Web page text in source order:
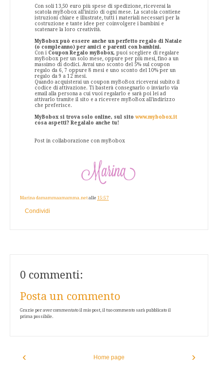
Con soli 13,50 euro più spese di spedizione, riceverai la
scatola myBobox all'inizio di ogni mese. La scatola contiene
istruzioni chiare e illustrate, tutti i materiali necessari per la
costruzione e tante idee per coinvolgere i bambini e
scatenare la loro creatività.
MyBobox può essere anche un perfetto regalo di Natale
(o compleanno) per amici e parenti con bambini.
Con i Coupon Regalo myBobox, puoi scegliere di regalare
myBobox per un solo mese, oppure per più mesi, fino a un
massimo di dodici. Avrai uno sconto del 5% sul coupon
regalo da 6, 7 oppure 8 mesi e uno sconto del 10% per un
regalo da 9 a 12 mesi.
Quando acquisterai un coupon myBoBox riceverai subito il
codice di attivazione. Ti basterà consegnarlo o inviarlo via
email alla persona a cui vuoi regalarlo e sarà poi lei ad
attivarlo tramite il sito e a ricevere myBoBox all'indirizzo
che preferisce.
MyBobox si trova solo online, sul sito www.mybobox.it
cosa aspetti? Regalalo anche tu!
Post in collaborazione con myBobox
Marina damammaamamma.net alle 15:57
Condividi
0 commenti:
Posta un commento
Grazie per aver commentato il mio post, il tuo commento sarà pubblicato il
prima possibile.
‹ ›
Home page